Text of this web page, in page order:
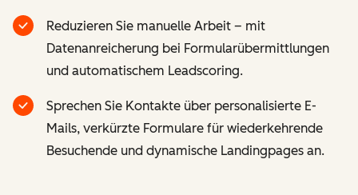
Reduzieren Sie manuelle Arbeit – mit
Datenanreicherung bei Formularübermittlungen
und automatischem Leadscoring.
Sprechen Sie Kontakte über personalisierte E-
Mails, verkürzte Formulare für wiederkehrende
Besuchende und dynamische Landingpages an.